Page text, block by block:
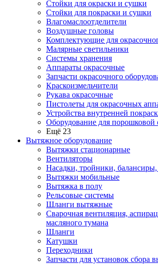
Стойки для окраски и сушки
Стойки для покраски и сушки
Влагомаслоотделители
Воздушные головы
Комплектующие для
Малярные светильники
Системы хранения
Аппараты окрасочные
Запчасти окрасочного
Краскоизмельчители
Рукава окрасочные
Пистолеты для окрасочных
Устройства внутренней
Оборудование для порошковой
Ещё 23
Вытяжное оборудование
Вытяжки стационарные
Вентиляторы
Насадки, тройники,
Вытяжки мобильные
Вытяжка в полу
Рельсовые системы
Шланги вытяжные
Сварочная вентиляция,
масляного тумана
Шланги
Катушки
Переходники
Запчасти для установок сбора